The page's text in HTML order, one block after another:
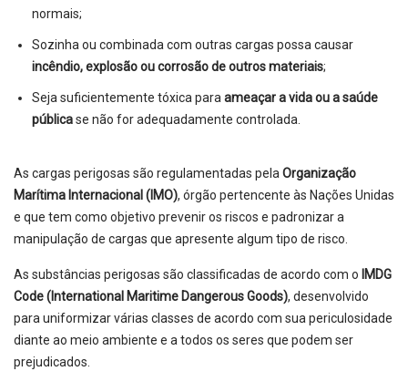
normais;
Sozinha ou combinada com outras cargas possa causar
incêndio, explosão ou corrosão de outros materiais;
Seja suficientemente tóxica para ameaçar a vida ou a saúde
públicase não for adequadamente controlada.
As cargas perigosas são regulamentadas pela Organização
Marítima Internacional (IMO), órgão pertencente às Nações Unidas
e que tem como objetivo prevenir os riscos e padronizar a
manipulação de cargas que apresente algum tipo de risco.
As substâncias perigosas são classificadas de acordo com o IMDG
Code (International Maritime Dangerous Goods), desenvolvido
para uniformizar várias classes de acordo com sua periculosidade
diante ao meio ambiente e a todos os seres que podem ser
prejudicados.